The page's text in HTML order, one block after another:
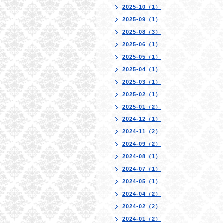
2025-10（1）
2025-09（1）
2025-08（3）
2025-06（1）
2025-05（1）
2025-04（1）
2025-03（1）
2025-02（1）
2025-01（2）
2024-12（1）
2024-11（2）
2024-09（2）
2024-08（1）
2024-07（1）
2024-05（1）
2024-04（2）
2024-02（2）
2024-01（2）